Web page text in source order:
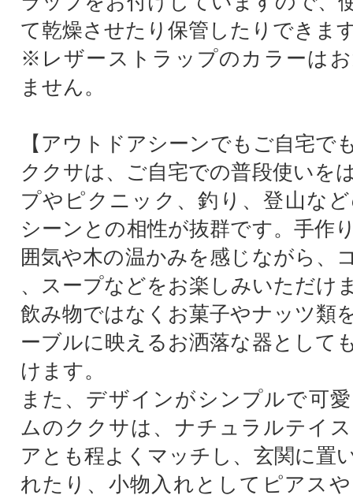
て乾燥させたり保管したりできま
※レザーストラップのカラーは
ません。
【アウトドアシーンでもご自宅で
ククサは、ご自宅での普段使いを
プやピクニック、釣り、登山な
シーンとの相性が抜群です。手作
囲気や木の温かみを感じながら、
、スープなどをお楽しみいただけ
飲み物ではなくお菓子やナッツ類
ーブルに映えるお洒落な器として
けます。
また、デザインがシンプルで可
ムのククサは、ナチュラルテイ
アとも程よくマッチし、玄関に置
れたり、小物入れとしてピアス